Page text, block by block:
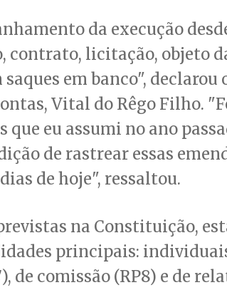
da execução
contrato, licitação, objeto
em banco", declarou
Vital do Rêgo Filho.
que eu assumi no ano
de rastrear essas
de hoje", ressaltou.
na Constituição,
principais: individuais
de comissão (RP8) e de